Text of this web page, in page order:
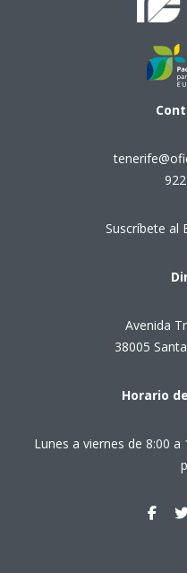
Suscríbete al
Avenida
38005
Horario
Lunes a viernes de 8:00